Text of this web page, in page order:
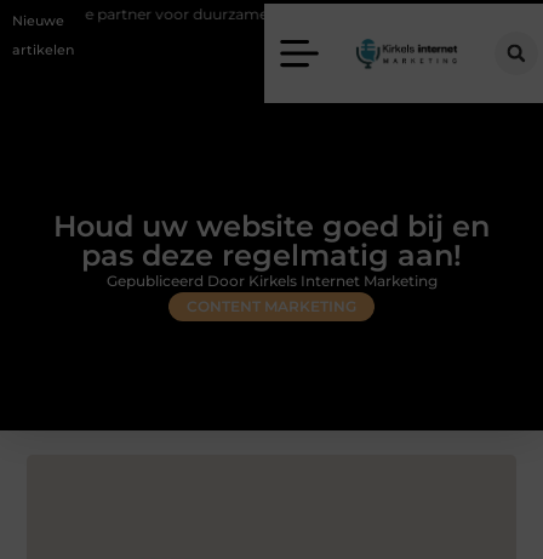
Nieuwe
artikelen
voor duurzame staalconstructies
Houd uw website goed bij en
pas deze regelmatig aan!
CONTENT MARKETING
Gepubliceerd Door Kirkels Internet Marketing